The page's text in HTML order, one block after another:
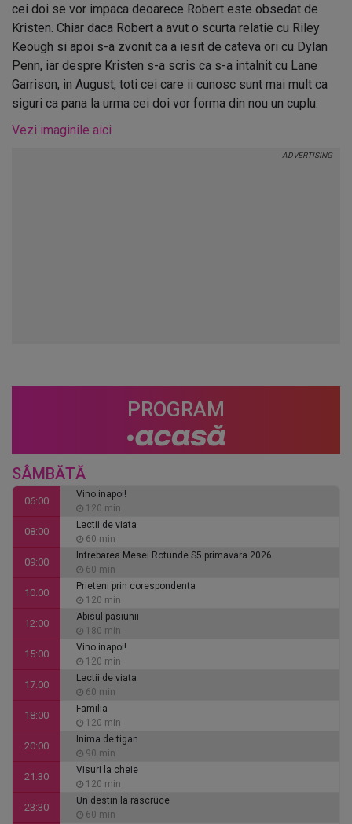
cei doi se vor impaca deoarece Robert este obsedat de
Kristen. Chiar daca Robert a avut o scurta relatie cu Riley
Keough si apoi s-a zvonit ca a iesit de cateva ori cu Dylan
Penn, iar despre Kristen s-a scris ca s-a intalnit cu Lane
Garrison, in August, toti cei care ii cunosc sunt mai mult ca
siguri ca pana la urma cei doi vor forma din nou un cuplu.
Vezi imaginile aici
PROGRAM
SÂMBĂTĂ
06:00
Vino inapoi!
120 min
08:00
Lectii de viata
60 min
09:00
Intrebarea Mesei Rotunde S5 primavara 2026
60 min
10:00
Prieteni prin corespondenta
120 min
12:00
Abisul pasiunii
180 min
15:00
Vino inapoi!
120 min
17:00
Lectii de viata
60 min
18:00
Familia
120 min
20:00
Inima de tigan
90 min
21:30
Visuri la cheie
120 min
23:30
Un destin la rascruce
60 min